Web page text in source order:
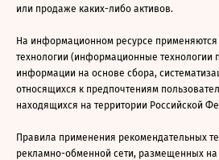
или продаже каких-либо активов.
На информационном ресурсе
технологии (информационные технологии
информации на основе сбора,
относящихся к предпочтениям
находящихся на территории Российской
Правила применения рекомендательных
рекламно-обменной сети, размещенных на